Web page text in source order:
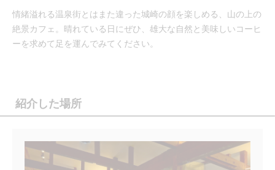
情緒溢れる温泉街とはまた違った城崎の顔を楽しめる、山の上の
絶景カフェ。晴れている日にぜひ、雄大な自然と美味しいコーヒ
ーを求めて足を運んでみてください。
紹介した場所